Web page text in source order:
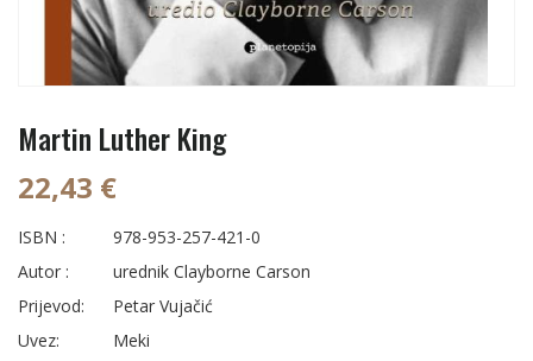
Martin Luther King
22,43 €
ISBN :
978-953-257-421-0
Autor :
urednik Clayborne Carson
Prijevod:
Petar Vujačić
Uvez:
Meki